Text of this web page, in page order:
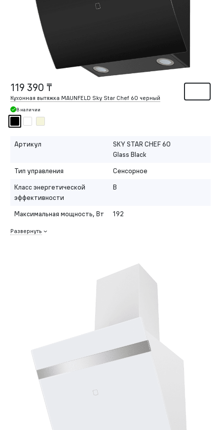
119 390 ₸
Кухонная вытяжка MAUNFELD Sky Star Chef 60 черный
В наличии
Артикул
SKY STAR CHEF 60
Glass Black
Тип управления
Сенсорное
Класс энергетической
эффективности
B
Максимальная мощность, Вт 192
Развернуть